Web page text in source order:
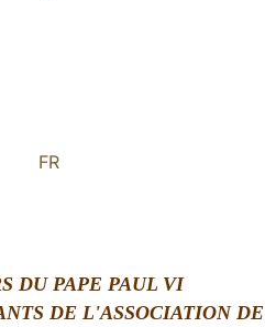
FR
DU PAPE PAUL VI
DE L'ASSOCIATION DE